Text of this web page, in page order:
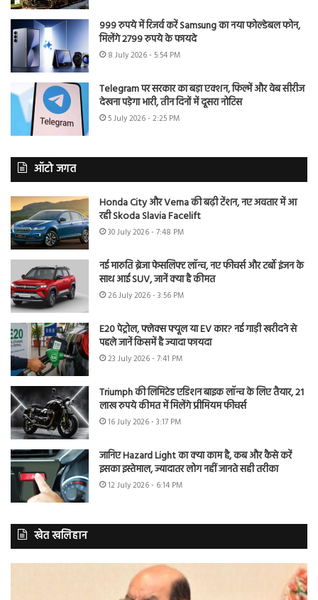
999 रुपये में रिजर्व करें Samsung का नया फोल्डेबल फोन,
मिलेंगे 2799 रुपये के फायदे
8 July 2026 - 5:54 PM
Telegram पर सरकार का बड़ा एक्शन, फिल्में और वेब सीरीज
देखना पड़ेगा भारी, तीन दिनों में दूसरा नोटिस
5 July 2026 - 2:25 PM
ऑटो जगत
Honda City और Verna की बढ़ी टेंशन, नए अवतार में आ
रही Skoda Slavia Facelift
30 July 2026 - 7:48 PM
नई मारुति ब्रेजा फेसलिफ्ट लॉन्च, नए फीचर्स और टर्बो इंजन के
साथ आई SUV, जानें क्या है कीमत
26 July 2026 - 3:56 PM
E20 पेट्रोल, फ्लेक्स फ्यूल या EV कार? नई गाड़ी खरीदने से
पहले जानें किसमें है ज्यादा फायदा
23 July 2026 - 7:41 PM
Triumph की लिमिटेड एडिशन बाइक लॉन्च के लिए तैयार, 21
लाख रुपये कीमत में मिलेंगे प्रीमियम फीचर्स
16 July 2026 - 3:17 PM
जानिए Hazard Light का क्या काम है, कब और कैसे करें
इसका इस्तेमाल, ज्यादातर लोग नहीं जानते सही तरीका
12 July 2026 - 6:14 PM
खेत खलिहान